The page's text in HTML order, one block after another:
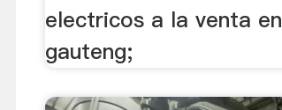
electricos a la venta en
gauteng;